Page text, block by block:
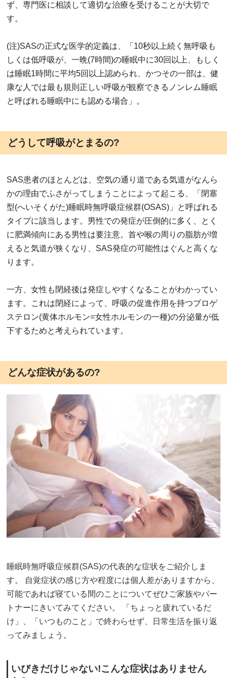
ず、専門医に相談して適切な治療を受けることが大切で
す。
(注)SASの正式な医学的定義は、「10秒以上続く無呼吸も
しくは低呼吸が、一晩(7時間)の睡眠中に30回以上、もしく
は睡眠1時間に平均5回以上認められ、かつその一部は、健
康な人では最も規則正しい呼吸が観察できるノンレム睡眠
と呼ばれる睡眠中にも認める場合」。
どうして呼吸がとまるの?
SAS患者のほとんどは、空気の通り道である気道がなんら
かの理由でふさがってしまうことによって起こる、「閉塞
型(へいそくがた)睡眠時無呼吸症候群(OSAS)」と呼ばれる
タイプに該当します。男性での発症が圧倒的に多く、とく
に肥満傾向にある男性は要注意。首や喉の周りの脂肪が増
えると気道が狭くなり、SAS発症の可能性はぐんと高くな
ります。
一方、女性も閉経後は発症しやすくなることがわかってい
ます。これは閉経によって、呼吸の促進作用を持つプロゲ
ステロン(黄体ホルモン=女性ホルモンの一種)の分泌量が低
下するためと考えられています。
どんな症状があるの?
睡眠時無呼吸症候群(SAS)の代表的な症状をご紹介しま
す。 自覚症状の感じ方や程度には個人差がありますから、
可能であれば寝ている間のことについてぜひご家族やパー
トナーにきいてみてください。 「ちょっと疲れているだ
け」、「いつものこと」で終わらせず、日常生活を振り返
ってみましょう。
いびきだけじゃない!こんな症状はありません